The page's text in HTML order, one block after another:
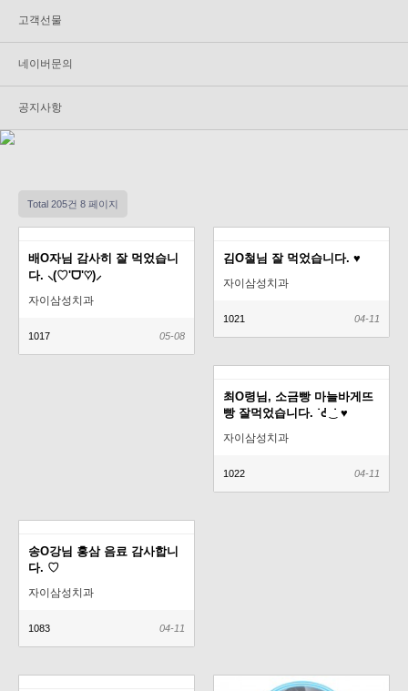
고객선물
네이버문의
공지사항
Total 205건 8 페이지
배O자님 감사히 잘 먹었습니
다. ⸜(♡'ᗜ'♡)⸝
자이삼성치과
1017 05-08
김O철님 잘 먹었습니다. ♥
자이삼성치과
1021 04-11
최O령님, 소금빵 마늘바게뜨
빵 잘먹었습니다. ˙ᘧ ͜ ˙ ♥
자이삼성치과
1022 04-11
송O강님 홍삼 음료 감사합니
다. ♡
자이삼성치과
1083 04-11